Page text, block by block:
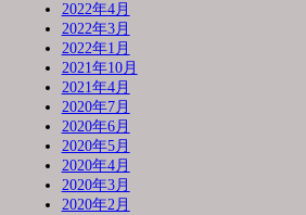
2022年4月
2022年3月
2022年1月
2021年10月
2021年4月
2020年7月
2020年6月
2020年5月
2020年4月
2020年3月
2020年2月